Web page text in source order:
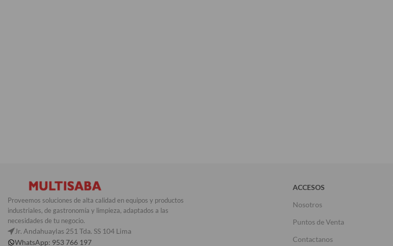
Proveemos soluciones de alta calidad en equipos y productos
industriales, de gastronomía y limpieza, adaptados a las
necesidades de tu negocio.
Jr. Andahuaylas 251 Tda. SS 104 Lima
WhatsApp: 953 766 197
ACCESOS
Nosotros
Puntos de Venta
Contactanos